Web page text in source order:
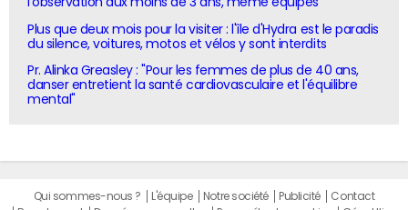
Plus que deux mois pour la visiter : l'île d'Hydra est le paradis
du silence, voitures, motos et vélos y sont interdits
Pr. Alinka Greasley : "Pour les femmes de plus de 40 ans,
danser entretient la santé cardiovasculaire et l'équilibre
mental"
Qui sommes-nous ? L'équipe Notre société Publicité
Contact